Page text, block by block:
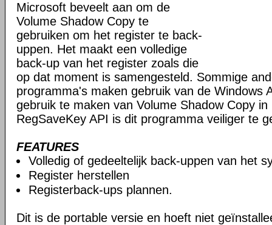
Microsoft beveelt aan om de
Volume Shadow Copy te
gebruiken om het register te back-
uppen. Het maakt een volledige
back-up van het register zoals die
op dat moment is samengesteld. Sommige
programma's maken gebruik van de Windows
gebruik te maken van Volume Shadow Copy
RegSaveKey API is dit programma veiliger te
FEATURES
Volledig of gedeeltelijk back-uppen van het
Register herstellen
Registerback-ups plannen.
Dit is de portable versie en hoeft niet